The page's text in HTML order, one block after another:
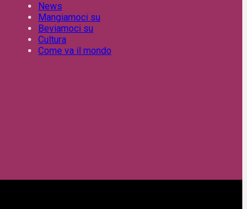
News
Mangiamoci su
Beviamoci su
Cultura
Come va il mondo